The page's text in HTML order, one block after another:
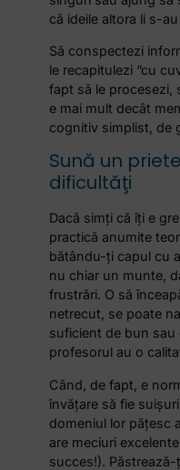
că ideile altora li s-
Să conspectezi
le recapitulezi “cu
fapt să le procesezi,
e mai mult decât
cognitiv simplist, de
Sună un
dificultăţi
Dacă simţi că îţi e
practică anumite
bătându-ţi capul cu
nu chiar un munte,
frustrări. O să
netrecut, se poate
suficient de bun sau
profesorul au o
Când, de fapt, e
învăţare să fie
domeniul lor păţesc
are meciuri
succes!).